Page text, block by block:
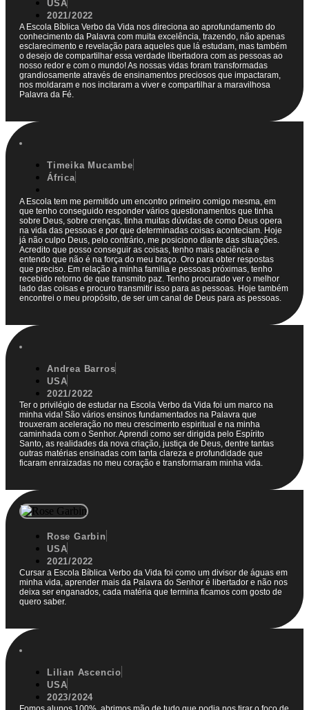
USA
2021/2022
A Escola Bíblica Verbo da Vida nos direciona ao aprofundamento do
conhecimento da Palavra com muita excelência, trazendo, não apenas
esclarecimento e revelação para aqueles que lá estudam, mas também
o desejo de compartilhar essa verdade libertadora com as pessoas ao
nosso redor e com o mundo! As nossas vidas foram transformadas
grandiosamente através de ensinamentos preciosos que impactaram,
nos moldaram e nos incitaram a viver e compartilhar a maravilhosa
Palavra da Fé.
Timeika Mucambe
África
A Escola tem me permitido um encontro primeiro comigo mesma, em
que tenho conseguido responder vários questionamentos que tinha
sobre Deus, sobre crenças, tinha muitas dúvidas de como Deus opera
na vida das pessoas e por que determinadas coisas aconteciam. Hoje
já não culpo Deus, pelo contrário, me posiciono diante das situações.
Acredito que posso conseguir as coisas, tenho mais paciência e
entendo que não é na força do meu braço. Oro para obter respostas
que preciso. Em relação a minha familia e pessoas próximas, tenho
recebido retorno de que transmito paz. Tenho procurado ver o melhor
lado das coisas e procuro transmitir isso para as pessoas. Hoje também
encontrei o meu propósito, de ser um canal de Deus para as pessoas.
Andrea Barros
USA
2021/2022
Ter o privilégio de estudar na Escola Verbo da Vida foi um marco na
minha vida! São vários ensinos fundamentados na Palavra que
trouxeram aceleração no meu crescimento espiritual e na minha
caminhada com o Senhor. Aprendi como ser dirigida pelo Espírito
Santo, as realidades da nova criação, justiça de Deus, dentre tantas
outras matérias ensinadas com tanta clareza e profundidade que
ficaram enraizadas no meu coração e transformaram minha vida.
Rose Garbin
USA
2021/2022
Cursar a Escola Bíblica Verbo da Vida foi como um divisor de águas em
minha vida, aprender mais da Palavra do Senhor é libertador e não nos
deixa ser enganados, cada matéria que termina ficamos com gosto de
quero saber.
Lilian Ascencio
USA
2023/2024